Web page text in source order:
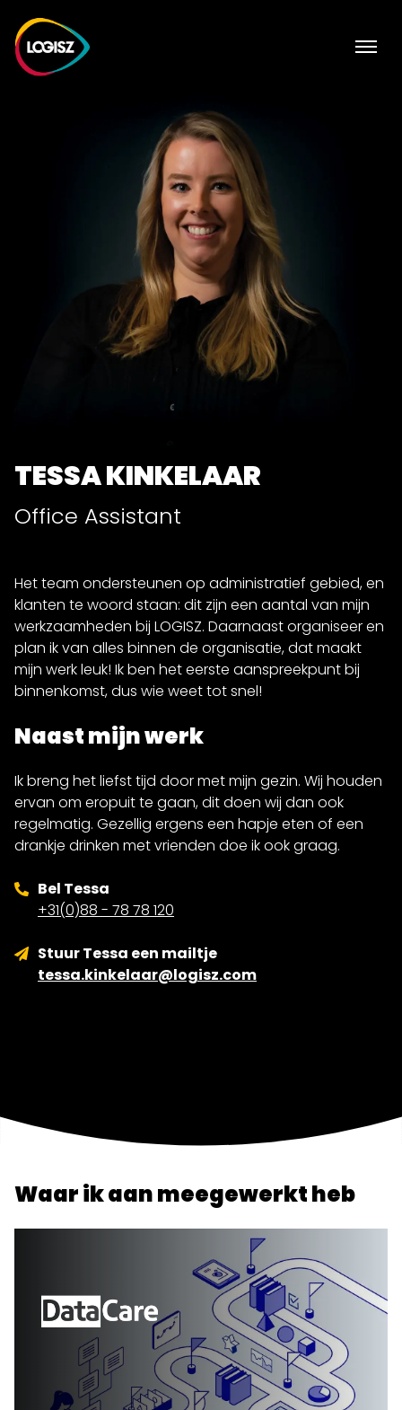
TESSA KINKELAAR
Office Assistant
Het team ondersteunen op administratief gebied, en
klanten te woord staan: dit zijn een aantal van mijn
werkzaamheden bij LOGISZ. Daarnaast organiseer en
plan ik van alles binnen de organisatie, dat maakt
mijn werk leuk! Ik ben het eerste aanspreekpunt bij
binnenkomst, dus wie weet tot snel!
Naast mijn werk
Ik breng het liefst tijd door met mijn gezin. Wij houden
ervan om eropuit te gaan, dit doen wij dan ook
regelmatig. Gezellig ergens een hapje eten of een
drankje drinken met vrienden doe ik ook graag.
Bel Tessa
+31(0)88 - 78 78 120
Stuur Tessa een mailtje
tessa.kinkelaar@logisz.com
Waar ik aan meegewerkt heb